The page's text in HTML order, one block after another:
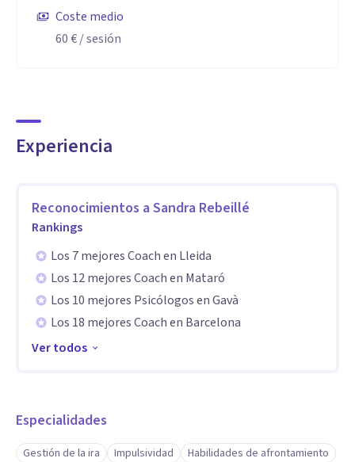
Coste medio
60 €/ sesión
Experiencia
Reconocimientos a Sandra Rebeillé
Rankings
Los 7 mejores Coach en Lleida
Los 12 mejores Coach en Mataró
Los 10 mejores Psicólogos en Gavà
Los 18 mejores Coach en Barcelona
Ver todos
Especialidades
Gestión de la ira Impulsividad
Habilidades de afrontamiento